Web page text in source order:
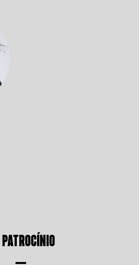
PATROCÍNIO